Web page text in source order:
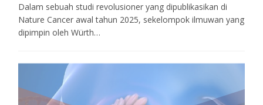
Dalam sebuah studi revolusioner yang dipublikasikan di
Nature Cancer awal tahun 2025, sekelompok ilmuwan yang
dipimpin oleh Würth…